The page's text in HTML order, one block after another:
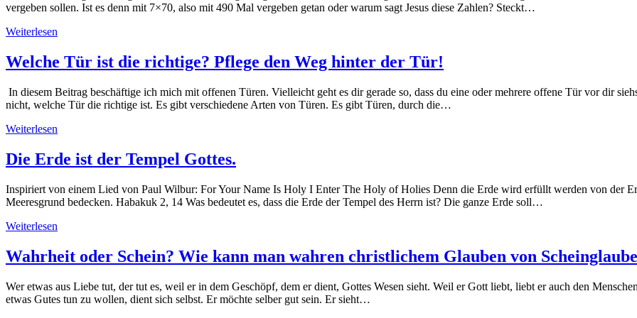
vergeben sollen. Ist es denn mit 7×70, also mit 490 Mal vergeben getan oder warum sagt Jesus diese Zahlen? Steckt…
Weiterlesen
Welche Tür ist die richtige? Pflege den Weg hinter der Tür!
In diesem Beitrag beschäftige ich mich mit offenen Türen. Vielleicht geht es dir gerade so, dass du eine oder mehrere offene Tür vor dir
nicht, welche Tür die richtige ist. Es gibt verschiedene Arten von Türen. Es gibt Türen, durch die…
Weiterlesen
Die Erde ist der Tempel Gottes.
Inspiriert von einem Lied von Paul Wilbur: For Your Name Is Holy I Enter The Holy of Holies Denn die Erde wird erfüllt werden von der
Meeresgrund bedecken. Habakuk 2, 14 Was bedeutet es, dass die Erde der Tempel des Herrn ist? Die ganze Erde soll…
Weiterlesen
Wahrheit oder Schein? Wie kann man wahren christlichem Glauben von
Wer etwas aus Liebe tut, der tut es, weil er in dem Geschöpf, dem er dient, Gottes Wesen sieht. Weil er Gott liebt, liebt er auch den
etwas Gutes tun zu wollen, dient sich selbst. Er möchte selber gut sein. Er sieht…